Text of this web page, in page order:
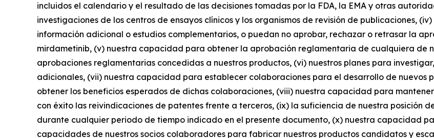
incluidos el calendario y el resultado de las decisiones tomadas por la FDA, la EMA y otras
investigaciones de los centros de ensayos clínicos y los organismos de revisión de publicaciones,
información adicional o estudios complementarios, o puedan no aprobar, rechazar o retrasar la
mirdametinib, (v) nuestra capacidad para obtener la aprobación reglamentaria de cualquiera de
aprobaciones reglamentarias concedidas a nuestros productos, (vi) nuestros planes para
adicionales, (vii) nuestra capacidad para establecer colaboraciones para el desarrollo de
obtener los beneficios esperados de dichas colaboraciones, (viii) nuestra capacidad para
con éxito las reivindicaciones de patentes frente a terceros, (ix) la suficiencia de nuestra posición
durante cualquier periodo de tiempo indicado en el presente documento, (x) nuestra capacidad
capacidades de nuestros socios colaboradores para fabricar nuestros productos candidatos y